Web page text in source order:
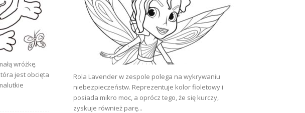
wróżkę.
jest obcięta
Rola Lavender w zespole polega na wykrywaniu
niebezpieczeństw. Reprezentuje kolor fioletowy i
posiada mikro moc, a oprócz tego, że się kurczy,
zyskuje również parę...